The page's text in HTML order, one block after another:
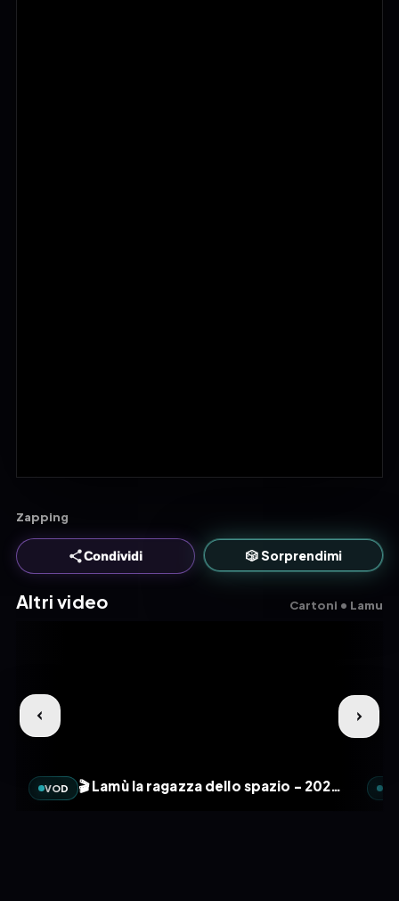
Zapping
Condividi 🎲 Sorprendimi
Altri video Cartoni • Lamu
VOD 🎬 Lamù la ragazza dello spazio - 202 - Il demone serpente [9.9MB]